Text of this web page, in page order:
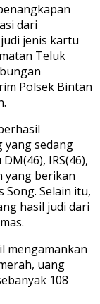
dari
jenis kartu
Teluk
Polsek Bintan
yang sedang
IRS(46),
yang berikan
Selain itu,
hasil judi dari
mengamankan
uang
108